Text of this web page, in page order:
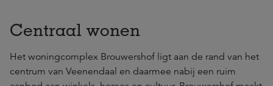
Centraal wonen
Het woningcomplex Brouwershof ligt aan de rand van het
centrum van Veenendaal en daarmee nabij een ruim